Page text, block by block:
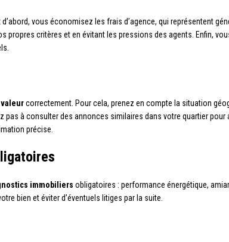
d’abord, vous économisez les frais d’agence, qui représentent
propres critères et en évitant les pressions des agents. Enfin,
valeurcorrectement. Pour cela, prenez en compte la situation
à consulter des annonces similaires dans votre quartier pour
précise.
immobiliers obligatoires : performance énergétique,
bien et éviter d’éventuels litiges par la suite.